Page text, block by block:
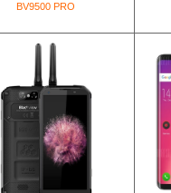
BV9500 PRO